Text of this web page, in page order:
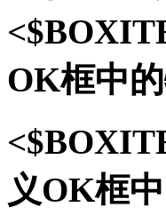
OK框中
义OK框